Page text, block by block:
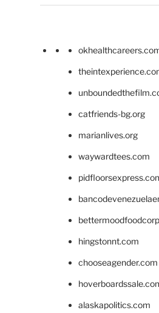
catfriends-bg.org
marianlives.org
waywardtees.com
hingstonnt.com
chooseagender.com
alaskapolitics.com